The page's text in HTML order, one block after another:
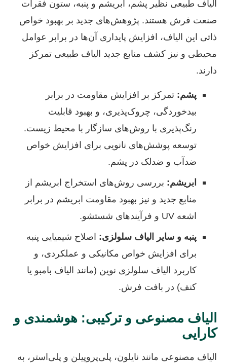
الیاف طبیعی نظیر پشم، ابریشم و پنبه، ستون فقرات
صنعت فرش هستند. پژوهش‌های جدید بر بهبود خواص
ذاتی این الیاف، افزایش پایداری آن‌ها در برابر عوامل
محیطی و نیز کشف منابع جدید الیاف طبیعی تمرکز
دارند.
پشم: تمرکز بر افزایش مقاومت در برابر
بیدخوردگی، چروک‌پذیری، و بهبود قابلیت
رنگ‌پذیری با روش‌های سازگار با محیط زیست.
توسعه پوشش‌های نانویی برای افزایش خواص
ضدآب و ضدلک در پشم.
ابریشم: بررسی روش‌های استخراج ابریشم از
منابع جدید و نیز بهبود مقاومت ابریشم در برابر
اشعه UV و فرآیندهای شستشو.
پنبه و سایر الیاف سلولزی: اصلاح شیمیایی پنبه
برای افزایش خواص مکانیکی و عملکردی، و
کاربرد الیاف سلولزی نوین (مانند الیاف بامبو یا
کنف) در بافت فرش.
الیاف مصنوعی و ترکیبی: هوشمندی و
کارایی
الیاف مصنوعی مانند نایلون، پلی‌پروپیلن و پلی‌استر، به